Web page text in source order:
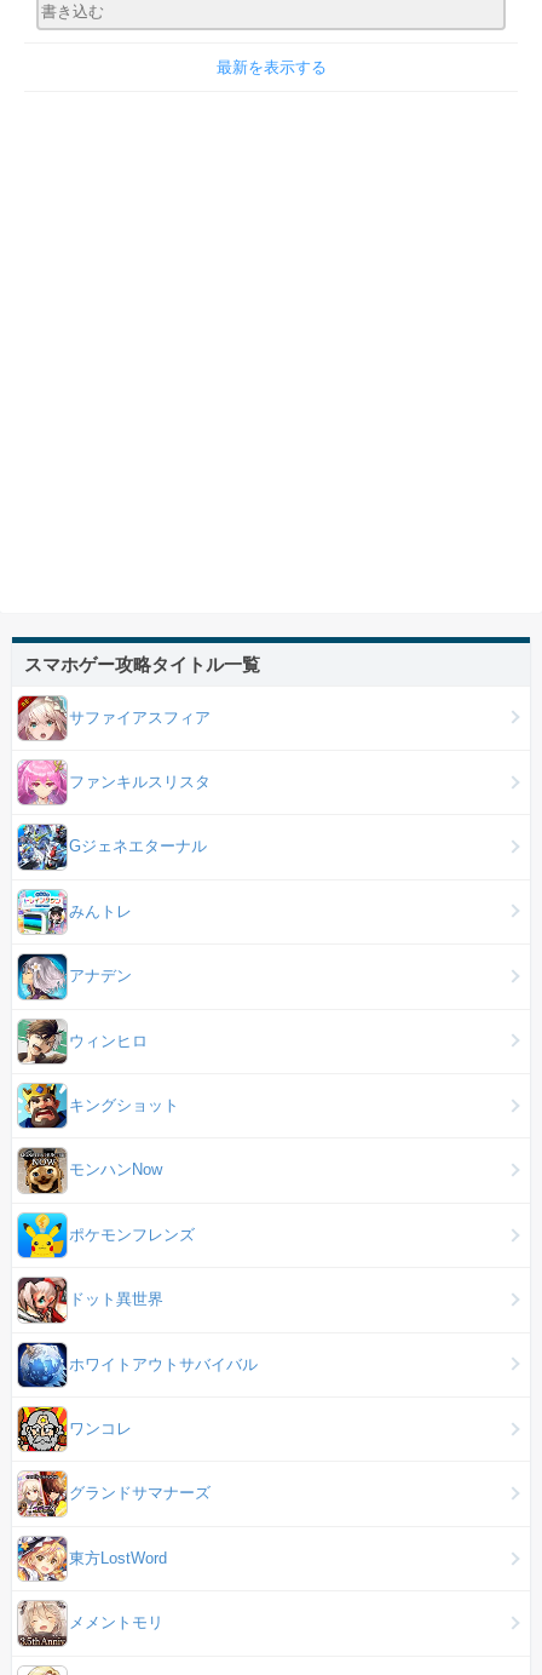
最新を表示する
スマホゲー攻略タイトル一覧
サファイアスフィア
ファンキルスリスタ
Gジェネエターナル
みんトレ
アナデン
ウィンヒロ
キングショット
モンハンNow
ポケモンフレンズ
ドット異世界
ホワイトアウトサバイバル
ワンコレ
グランドサマナーズ
東方LostWord
メメントモリ